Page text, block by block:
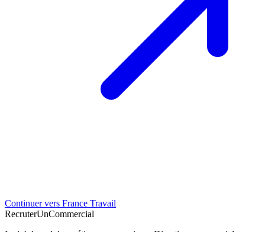
Continuer vers France Travail
RecruterUnCommercial